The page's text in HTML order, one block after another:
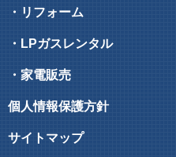
・リフォーム
・LPガスレンタル
・家電販売
個人情報保護方針
サイトマップ